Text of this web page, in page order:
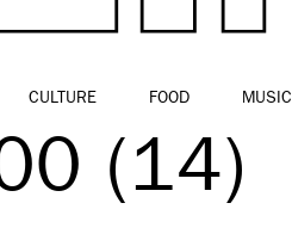
CULTURE FOOD MUSIC
(14)